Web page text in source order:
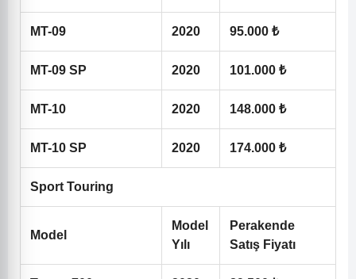
MT-09 2020 95.000 ₺
MT-09 SP 2020 101.000 ₺
MT-10 2020 148.000 ₺
MT-10 SP 2020 174.000 ₺
Sport Touring
Model
Model
Yılı
Perakende
Satış Fiyatı